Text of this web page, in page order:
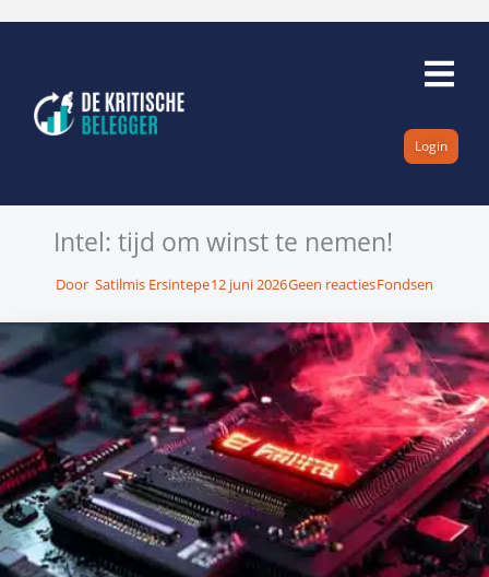
inhoud
Login
Intel: tijd om winst te nemen!
Door Satilmis Ersintepe12 juni 2026Geen reactiesFondsen